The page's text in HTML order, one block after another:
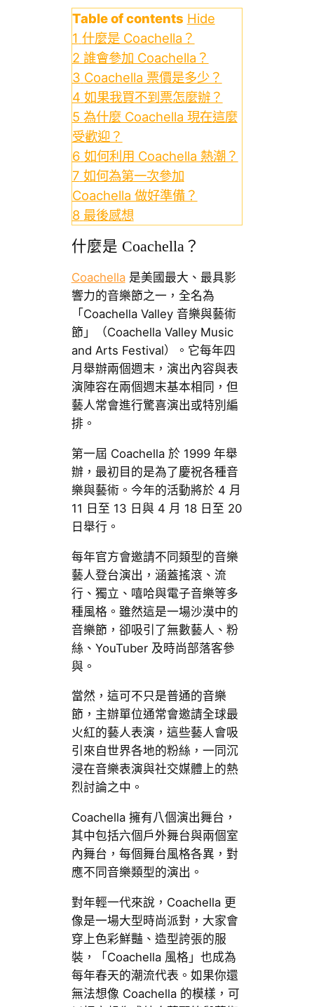
Table of contents Hide
1 什麼是 Coachella？
2 誰會參加 Coachella？
3 Coachella 票價是多少？
4 如果我買不到票怎麼辦？
5 為什麼 Coachella 現在這麼
受歡迎？
6 如何利用 Coachella 熱潮？
7 如何為第一次參加
Coachella 做好準備？
8 最後感想
什麼是 Coachella？
Coachella是美國最大、最具影
響力的音樂節之一，全名為
「Coachella Valley 音樂與藝術
節」（Coachella Valley Music
and Arts Festival）。它每年四
月舉辦兩個週末，演出內容與表
演陣容在兩個週末基本相同，但
藝人常會進行驚喜演出或特別編
排。
第一屆 Coachella 於 1999 年舉
辦，最初目的是為了慶祝各種音
樂與藝術。今年的活動將於 4 月
11 日至 13 日與 4 月 18 日至 20
日舉行。
每年官方會邀請不同類型的音樂
藝人登台演出，涵蓋搖滾、流
行、獨立、嘻哈與電子音樂等多
種風格。雖然這是一場沙漠中的
音樂節，卻吸引了無數藝人、粉
絲、YouTuber 及時尚部落客參
與。
當然，這可不只是普通的音樂
節，主辦單位通常會邀請全球最
火紅的藝人表演，這些藝人會吸
引來自世界各地的粉絲，一同沉
浸在音樂表演與社交媒體上的熱
烈討論之中。
Coachella 擁有八個演出舞台，
其中包括六個戶外舞台與兩個室
內舞台，每個舞台風格各異，對
應不同音樂類型的演出。
對年輕一代來說，Coachella 更
像是一場大型時尚派對，大家會
穿上色彩鮮豔、造型誇張的服
裝，「Coachella 風格」也成為
每年春天的潮流代表。如果你還
無法想像 Coachella 的模樣，可